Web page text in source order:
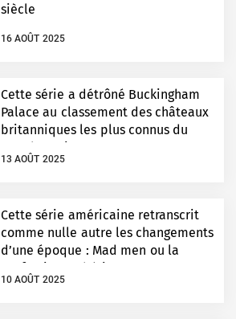
siècle
16 AOÛT 2025
Cette série a détrôné Buckingham
Palace au classement des châteaux
britanniques les plus connus du
monde entier
13 AOÛT 2025
Cette série américaine retranscrit
comme nulle autre les changements
d’une époque : Mad men ou la
perfection esthétique
10 AOÛT 2025